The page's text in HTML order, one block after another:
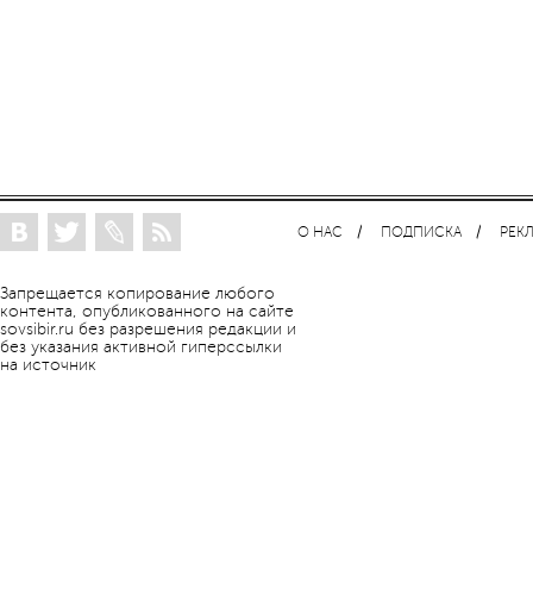
Запрещается копирование любого
контента, опубликованного на сайте
sovsibir.ru без разрешения редакции и
без указания активной гиперссылки
на источник
О НАС ПОДПИСКА